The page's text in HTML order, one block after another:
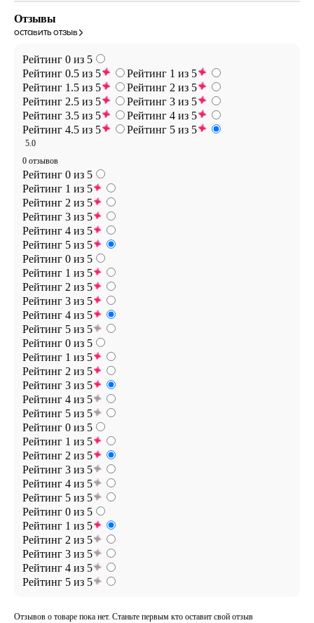
Отзывы
оставить отзыв
Рейтинг 0 из 5
Рейтинг 0.5 из 5
Рейтинг 1 из 5
Рейтинг 1.5 из 5
Рейтинг 2 из 5
Рейтинг 2.5 из 5
Рейтинг 3 из 5
Рейтинг 3.5 из 5
Рейтинг 4 из 5
Рейтинг 4.5 из 5
Рейтинг 5 из 5
5.0
0 отзывов
Рейтинг 0 из 5
Рейтинг 1 из 5
Рейтинг 2 из 5
Рейтинг 3 из 5
Рейтинг 4 из 5
Рейтинг 5 из 5
Рейтинг 0 из 5
Рейтинг 1 из 5
Рейтинг 2 из 5
Рейтинг 3 из 5
Рейтинг 4 из 5
Рейтинг 5 из 5
Рейтинг 0 из 5
Рейтинг 1 из 5
Рейтинг 2 из 5
Рейтинг 3 из 5
Рейтинг 4 из 5
Рейтинг 5 из 5
Рейтинг 0 из 5
Рейтинг 1 из 5
Рейтинг 2 из 5
Рейтинг 3 из 5
Рейтинг 4 из 5
Рейтинг 5 из 5
Рейтинг 0 из 5
Рейтинг 1 из 5
Рейтинг 2 из 5
Рейтинг 3 из 5
Рейтинг 4 из 5
Рейтинг 5 из 5
Отзывов о товаре пока нет. Станьте первым кто оставит свой отзыв